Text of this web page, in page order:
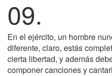
09.
En el ejército, un hombre
diferente, claro, estás
cierta libertad, y además
componer canciones y